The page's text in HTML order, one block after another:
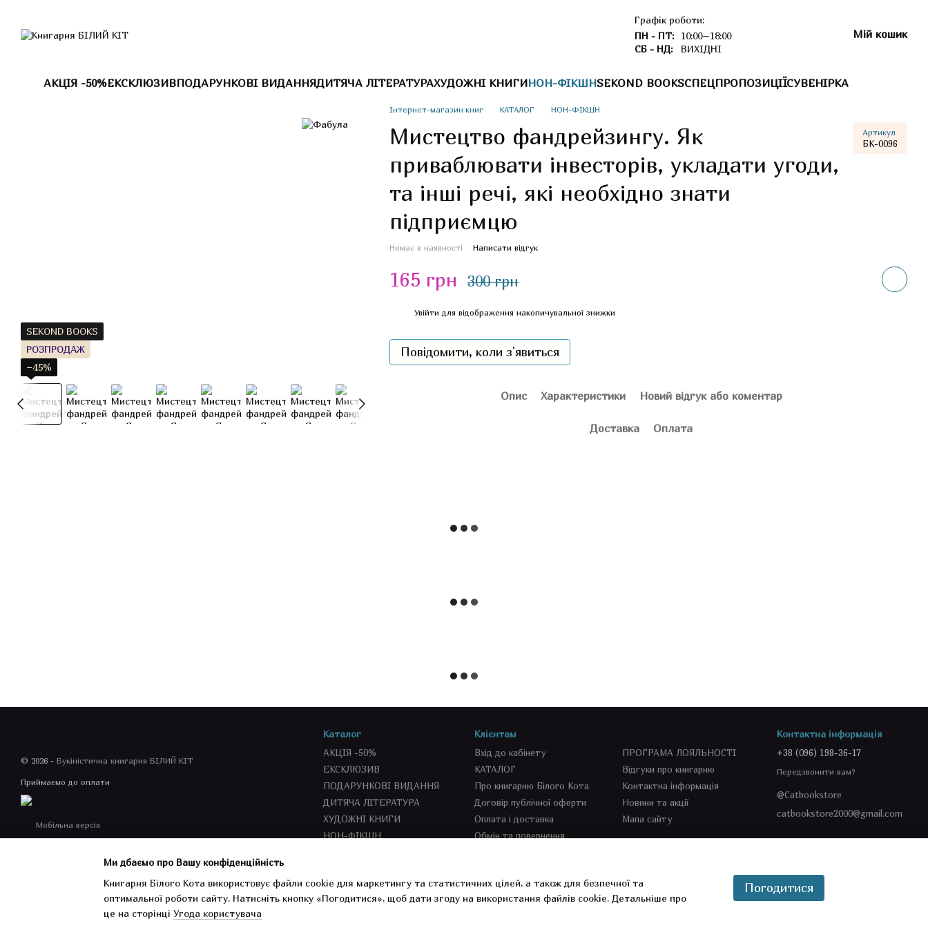
Графік роботи:
ПН - ПТ: 10:00–18:00
СБ - НД:
ВИХІДНІ
Мій кошик
АКЦІЯ -50%ЕКСКЛЮЗИВПОДАРУНКОВІ ВИДАННЯДИТЯЧА ЛІТЕРАТУРАХУДОЖНІ КНИГИНОН-ФІКШНSEKOND BOOKSСПЕЦПРОПОЗИЦІЇСУВЕНІРКА
SEKOND BOOKS
РОЗПРОДАЖ
−45%
Інтернет-магазин книг КАТАЛОГ НОН-ФІКШН
Мистецтво фандрейзингу. Як
приваблювати інвесторів, укладати угоди,
та інші речі, які необхідно знати
підприємцю
Артикул
БК-0096
Немає в наявності Написати відгук
165 грн 300 грн
Увійти для відображення накопичувальної знижки
Повідомити, коли з'явиться
Опис Характеристики Новий відгук або коментар
Доставка Оплата
© 2026 - Букіністична книгарня БІЛИЙ КІТ
Приймаємо до оплати
Мобільна версія
Інтернет-магазин створений з Хорошоп
Каталог
АКЦІЯ -50%
ЕКСКЛЮЗИВ
ПОДАРУНКОВІ ВИДАННЯ
ДИТЯЧА ЛІТЕРАТУРА
ХУДОЖНІ КНИГИ
НОН-ФІКШН
СУВЕНІРКА
Клієнтам
Вхід до кабінету
КАТАЛОГ
Про книгарню Білого Кота
Договір публічної оферти
Оплата і доставка
Обмін та повернення
ПРОГРАМА ЛОЯЛЬНОСТІ
Відгуки про книгарню
Контактна інформація
Новини та акції
Мапа сайту
Контактна інформація
+38 (096) 198-36-17
Передзвонити вам?
@Catbookstore
catbookstore2000@gmail.com
Ми дбаємо про Вашу конфіденційність
Книгарня Білого Кота використовує файли cookie для маркетингу та статистичних цілей, а також для безпечної та
оптимальної роботи сайту. Натисніть кнопку «Погодитися», щоб дати згоду на використання файлів cookie. Детальніше про
це на сторінці Угода користувача
Погодитися